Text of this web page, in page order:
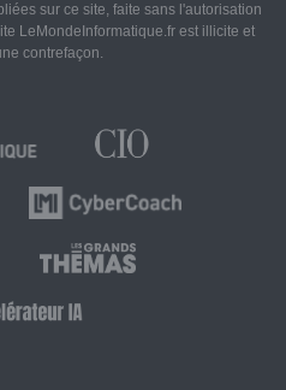
sur ce site, faite sans l'autorisation
LeMondeInformatique.fr est illicite et
contrefaçon.